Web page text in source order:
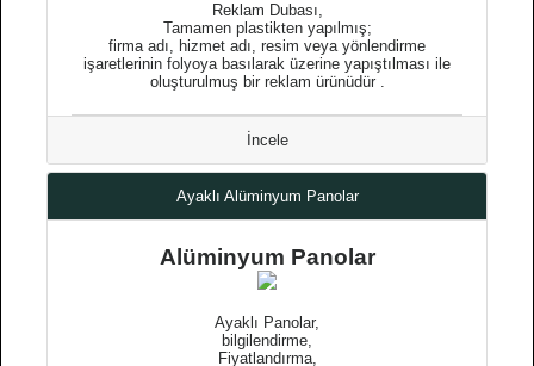
Reklam Dubası,
Tamamen plastikten yapılmış;
firma adı, hizmet adı, resim veya yönlendirme
işaretlerinin folyoya basılarak üzerine yapıştılması ile
oluşturulmuş bir reklam ürünüdür .
İncele
Ayaklı Alüminyum Panolar
Alüminyum Panolar
Ayaklı Panolar,
bilgilendirme,
Fiyatlandırma,